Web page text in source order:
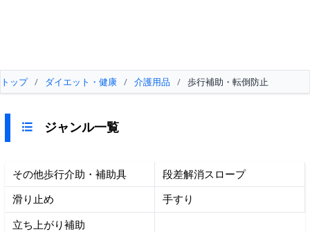
トップ / ダイエット・健康 / 介護用品 / 歩行補助・転倒防止
ジャンル一覧
その他歩行介助・補助具
段差解消スロープ
滑り止め
手すり
立ち上がり補助